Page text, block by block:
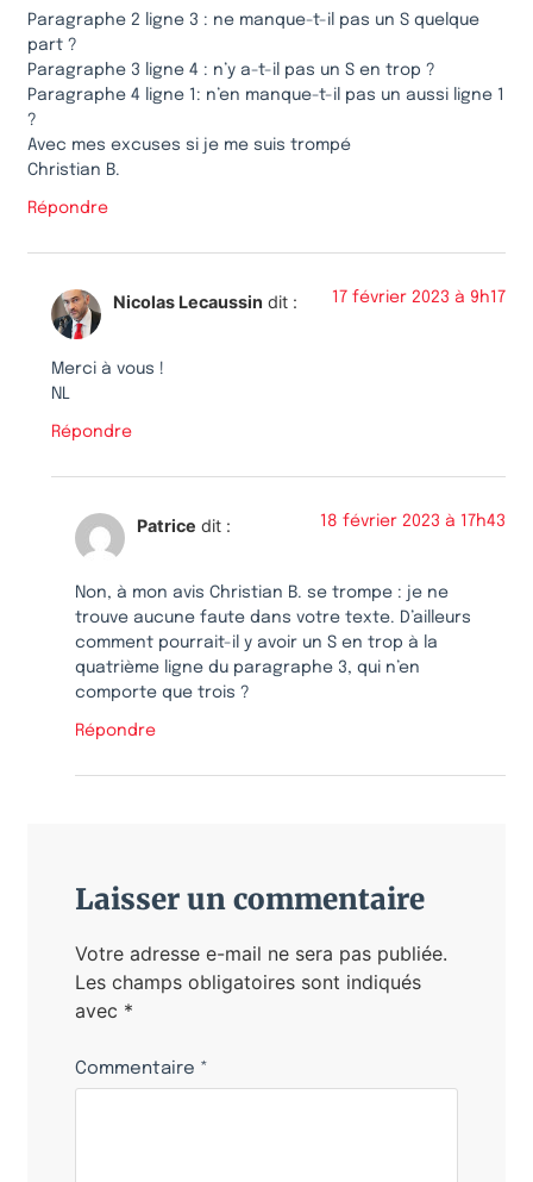
Paragraphe 2 ligne 3 : ne manque-t-il pas un S quelque
part ?
Paragraphe 3 ligne 4 : n’y a-t-il pas un S en trop ?
Paragraphe 4 ligne 1: n’en manque-t-il pas un aussi ligne 1
?
Avec mes excuses si je me suis trompé
Christian B.
Répondre
Nicolas Lecaussin dit : 17 février 2023 à 9h17
Merci à vous !
NL
Répondre
Patrice dit : 18 février 2023 à 17h43
Non, à mon avis Christian B. se trompe : je ne
trouve aucune faute dans votre texte. D’ailleurs
comment pourrait-il y avoir un S en trop à la
quatrième ligne du paragraphe 3, qui n’en
comporte que trois ?
Répondre
Laisser un commentaire
Votre adresse e-mail ne sera pas publiée.
Les champs obligatoires sont indiqués
avec *
Commentaire *